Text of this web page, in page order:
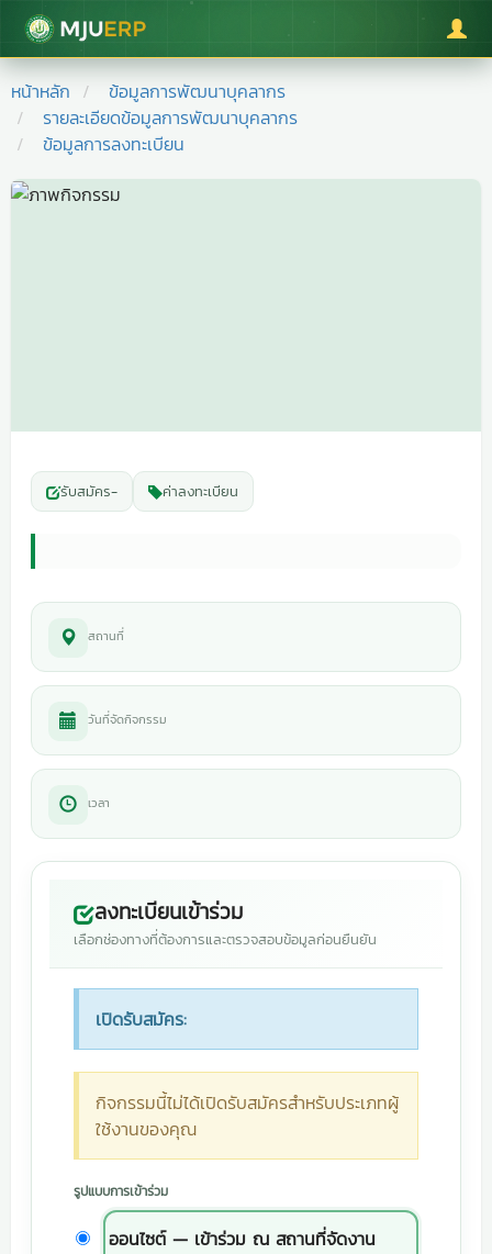
มหาวิทยาลัยแม่โจ้
หน้าหลัก
ข้อมูลการพัฒนาบุคลากร
รายละเอียดข้อมูลการพัฒนาบุคลากร
ข้อมูลการลงทะเบียน
รับสมัคร- ค่าลงทะเบียน
สถานที่
วันที่จัดกิจกรรม
เวลา
ลงทะเบียนเข้าร่วม
เลือกช่องทางที่ต้องการและตรวจสอบข้อมูลก่อนยืนยัน
เปิดรับสมัคร:
กิจกรรมนี้ไม่ได้เปิดรับสมัครสำหรับประเภทผู้
ใช้งานของคุณ
รูปแบบการเข้าร่วม
ออนไซต์ — เข้าร่วม ณ สถานที่จัดงาน